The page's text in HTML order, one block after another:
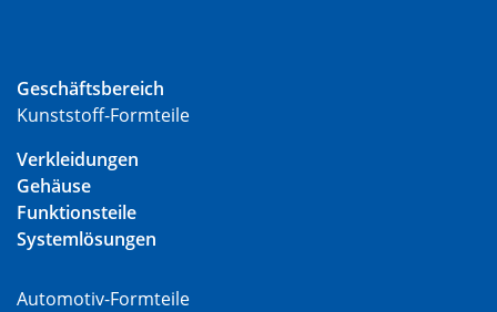
Geschäftsbereich
Kunststoff-Formteile
Verkleidungen
Gehäuse
Funktionsteile
Systemlösungen
Automotiv-Formteile